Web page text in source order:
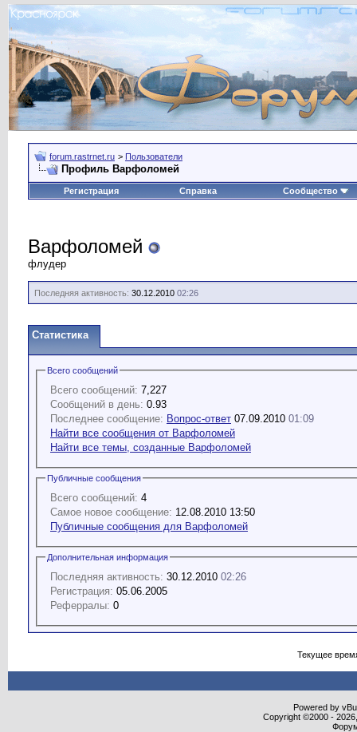
forum.rastrnet.ru > Пользователи
Профиль Варфоломей
Регистрация Справка Сообщество
Варфоломей
флудер
Последняя активность: 30.12.2010 02:26
Статистика
Всего сообщений
Всего сообщений: 7,227
Сообщений в день: 0.93
Последнее сообщение: Вопрос-ответ 07.09.2010 01:09
Найти все сообщения от Варфоломей
Найти все темы, созданные Варфоломей
Публичные сообщения
Всего сообщений: 4
Самое новое сообщение: 12.08.2010 13:50
Публичные сообщения для Варфоломей
Дополнительная информация
Последняя активность: 30.12.2010 02:26
Регистрация: 05.06.2005
Реферралы: 0
Текущее
Powered by
Copyright ©2000 -